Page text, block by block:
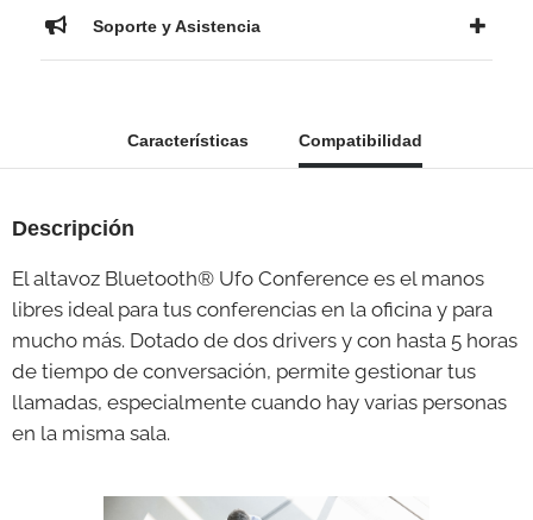
Soporte y Asistencia
Características Compatibilidad
Descripción
El altavoz Bluetooth® Ufo Conference es el manos
libres ideal para tus conferencias en la oficina y para
mucho más. Dotado de dos drivers y con hasta 5 horas
de tiempo de conversación, permite gestionar tus
llamadas, especialmente cuando hay varias personas
en la misma sala.